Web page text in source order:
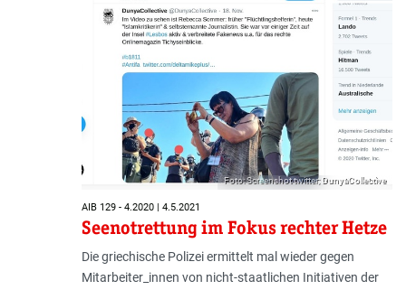
Foto: Screenshot twitter; DunyaCollective
AIB 129 - 4.2020 | 4.5.2021
Seenotrettung im Fokus rechter Hetze
Die griechische Polizei ermittelt mal wieder gegen
Mitarbeiter_innen von nicht-staatlichen Initiativen der